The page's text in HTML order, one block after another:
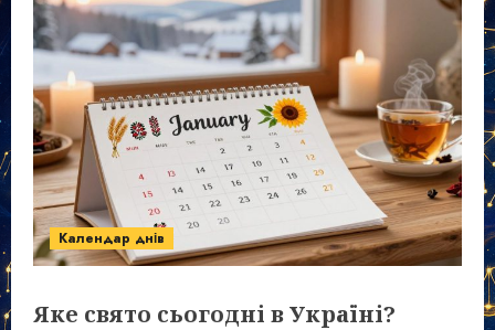
Календар днів
Яке свято сьогодні в Україні?